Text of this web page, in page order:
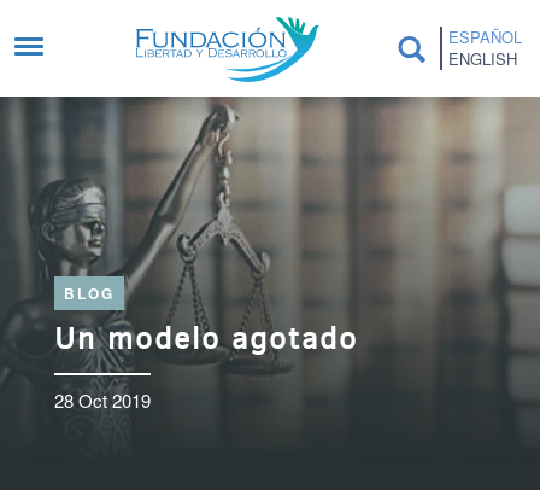
ESPAÑOL
ENGLISH
BLOG
Un modelo agotado
28 Oct 2019